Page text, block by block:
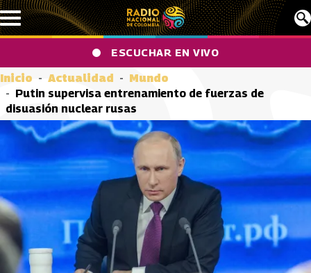
Pasar al contenido principal
ESCUCHAR EN VIVO
Inicio Actualidad
Mundo
Putin supervisa entrenamiento de fuerzas de
disuasión nuclear rusas